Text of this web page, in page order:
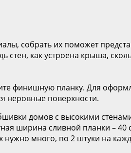
собрать их поможет
как устроена крыша,
финишную планку. Для
неровные поверхности.
домов с высокими
ширина сливной планки – 40
нужно много, по 2 штуки на